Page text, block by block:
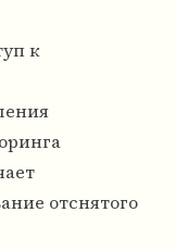
к
отснятого